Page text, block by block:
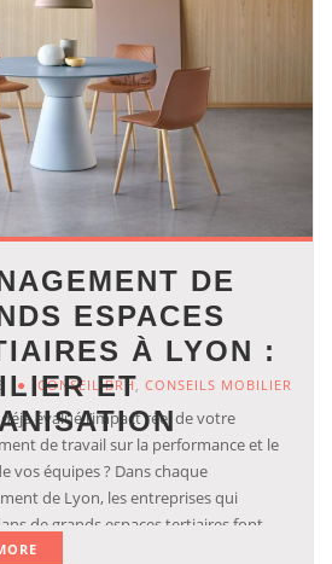
DE
ESPACES
À LYON :
ET
CONSEIL BRH, CONSEILS MOBILIER
évalué l’impact réel de votre
de travail sur la performance et le
vos équipes ? Dans chaque
de Lyon, les entreprises qui
de grands espaces tertiaires font
enjeux d’organisation, d’image et de